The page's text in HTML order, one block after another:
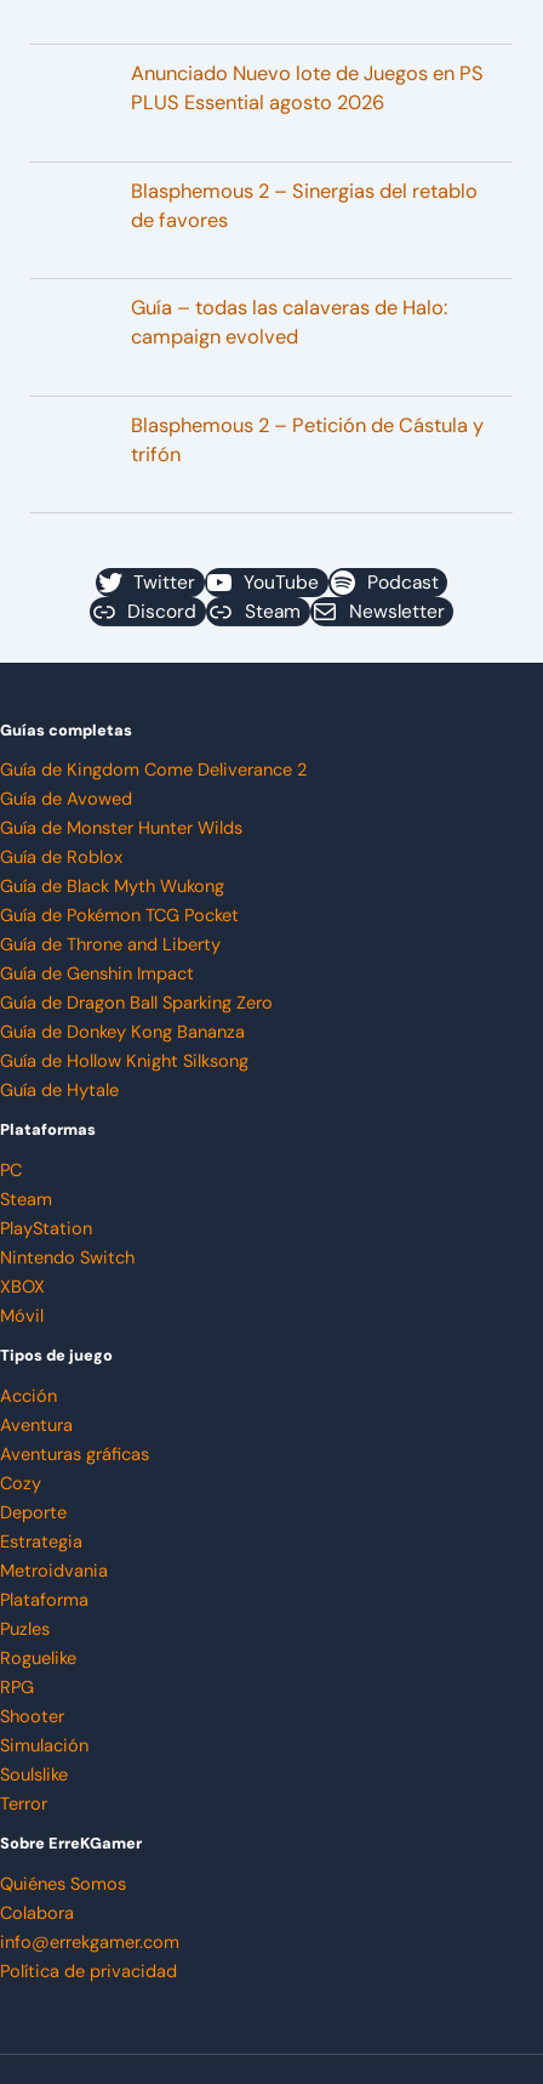
Anunciado Nuevo lote de Juegos en PS
PLUS Essential agosto 2026
Blasphemous 2 – Sinergias del retablo
de favores
Guía – todas las calaveras de Halo:
campaign evolved
Blasphemous 2 – Petición de Cástula y
trifón
Twitter YouTube
Podcast
Discord
Steam Newsletter
Guías completas
Guía de Kingdom Come Deliverance 2
Guía de Avowed
Guía de Monster Hunter Wilds
Guía de Roblox
Guía de Black Myth Wukong
Guía de Pokémon TCG Pocket
Guía de Throne and Liberty
Guía de Genshin Impact
Guía de Dragon Ball Sparking Zero
Guía de Donkey Kong Bananza
Guía de Hollow Knight Silksong
Guía de Hytale
Plataformas
PC
Steam
PlayStation
Nintendo Switch
XBOX
Móvil
Tipos de juego
Acción
Aventura
Aventuras gráficas
Cozy
Deporte
Estrategia
Metroidvania
Plataforma
Puzles
Roguelike
RPG
Shooter
Simulación
Soulslike
Terror
Sobre ErreKGamer
Quiénes Somos
Colabora
info@errekgamer.com
Política de privacidad